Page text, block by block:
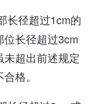
长径超过1cm的
位长径超过3cm
超出前述规定
格。